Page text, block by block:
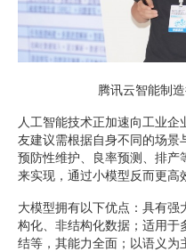
腾讯云智能制
人工智能技术正加速向工业
友建议需根据自身不同的场景
预防性维护、良率预测、排产
来实现，通过小模型反而更高
大模型拥有以下优点：具有
构化、非结构化数据；适用于
结等，其能力全面；以语义为